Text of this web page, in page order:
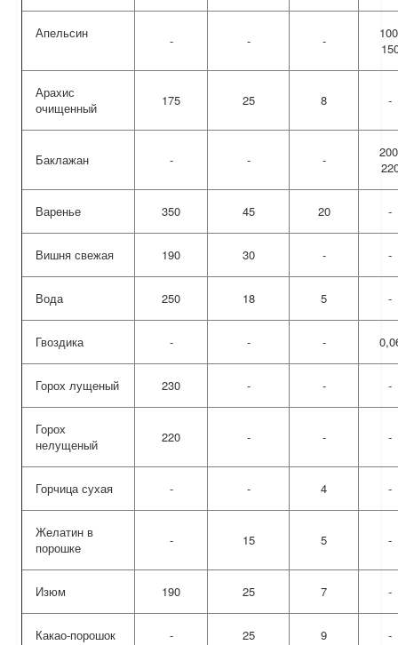
Апельсин - - -
Арахис
очищенный
175 25 8 -
Баклажан - - -
Варенье 350 45 20 -
Вишня свежая 190 30 - -
Вода 250 18 5 -
Гвоздика - - -
Горох лущеный 230 - - -
Горох
нелущеный
220 - - -
Горчица сухая - - 4 -
Желатин в
порошке
- 15 5 -
Изюм 190 25 7 -
Какао-порошок - 25 9 -